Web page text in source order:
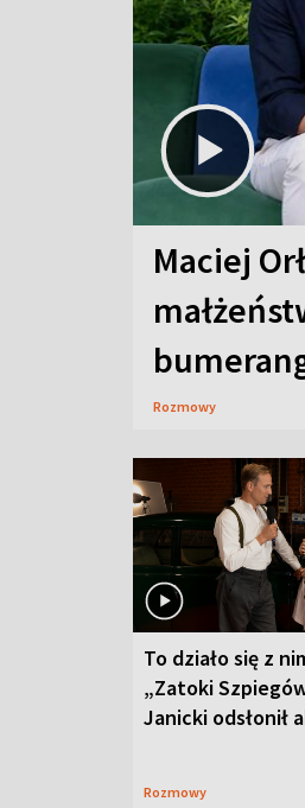
Maciej
Rozmowy
To działo się z
„Zatoki
Janicki odsłonił
Rozmowy